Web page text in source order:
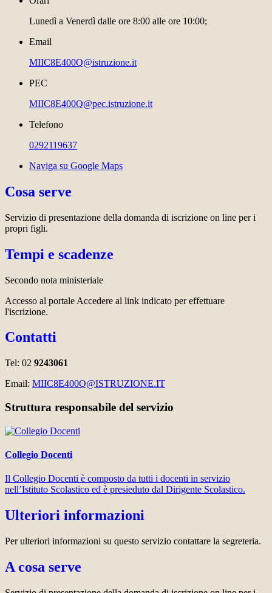
Lunedì a Venerdì dalle ore 8:00 alle ore 10:00;
Email
MIIC8E400Q@istruzione.it
PEC
MIIC8E400Q@pec.istruzione.it
Telefono
0292119637
Naviga su Google Maps
Cosa serve
Servizio di presentazione della domanda di iscrizione on line per i
propri figli.
Tempi e scadenze
Secondo nota ministeriale
Accesso al portale Accedere al link indicato per effettuare
l'iscrizione.
Contatti
Tel: 02 9243061
Email: MIIC8E400Q@ISTRUZIONE.IT
Struttura responsabile del servizio
Collegio Docenti
Il Collegio Docenti è composto da tutti i docenti in servizio
nell’Istituto Scolastico ed è presieduto dal Dirigente Scolastico.
Ulteriori informazioni
Per ulteriori informazioni su questo servizio contattare la segreteria.
A cosa serve